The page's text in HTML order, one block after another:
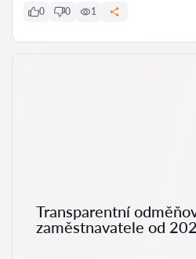
0 0 1
Transparentní
zaměstnavatele od